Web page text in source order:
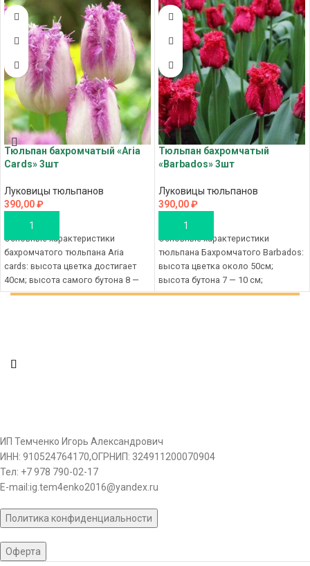
Тюльпан бахромчатый «Aria
Cards» 3шт
Луковицы тюльпанов
390,00₽
В КОРЗИНУ
Основные характеристики
бахромчатого тюльпана Aria
cards: высота цветка достигает
40см; высота самого бутона 8 —
10см; для активного роста
Тюльпан бахромчатый
«Barbados» 3шт
Луковицы тюльпанов
390,00₽
В КОРЗИНУ
Основные характеристики
тюльпана Бахромчатого Barbados:
высота цветка около 50см;
высота бутона 7 — 10 см;
предпочитает обильные поливы, в
ИП Темченко Игорь Александрович
ИНН: 910524764170,ОГРНИП: 324911200070904
Тел: +7 978 790-02-17
E-mail:ig.tem4enko2016@yandex.ru
Политика конфиденциальности
Оферта